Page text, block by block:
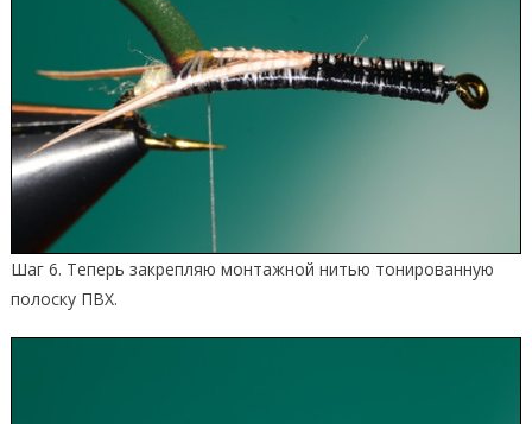
Шаг 6. Теперь закрепляю монтажной нитью тонированную
полоску ПВХ.